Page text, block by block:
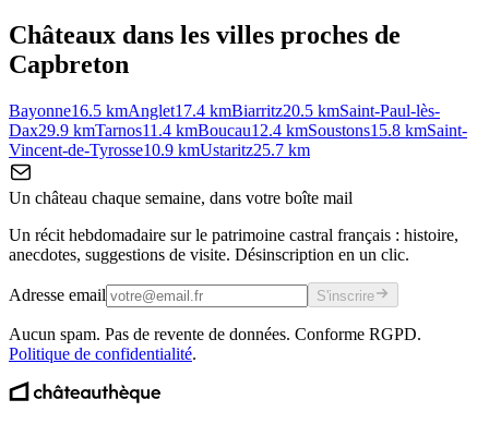
Châteaux dans les villes proches de
Capbreton
Bayonne16.5 kmAnglet17.4 kmBiarritz20.5 kmSaint-Paul-lès-
Dax29.9 kmTarnos11.4 kmBoucau12.4 kmSoustons15.8 kmSaint-
Vincent-de-Tyrosse10.9 kmUstaritz25.7 km
Un château chaque semaine, dans votre boîte mail
Un récit hebdomadaire sur le patrimoine castral français : histoire,
anecdotes, suggestions de visite. Désinscription en un clic.
Adresse email S'inscrire
Aucun spam. Pas de revente de données. Conforme RGPD.
Politique de confidentialité.